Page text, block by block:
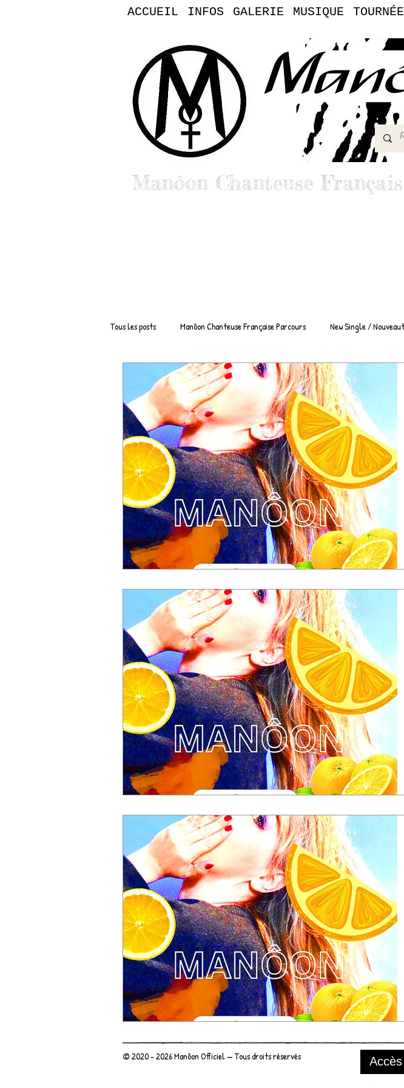
ACCUEIL INFOS GALERIE MUSIQUE TOURNÉE
Manôon Chanteuse
Tous les posts Manôon Chanteuse Française Parcours New Single /
Boutique en ligne de vêtements Boutique de la Chanteuse Manôon
Parodies LOOKBOOK Remix Club / Clubbing interview /
Nouvelle Année 2022 / Nouvel An Radios qui diffusent Manôon
Actu Musique France
© 2020 - 2026 Manôon Officiel — Tous droits réservés